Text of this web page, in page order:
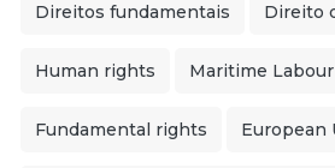
Direitos fundamentais Direito
Human rights Maritime
Fundamental rights European